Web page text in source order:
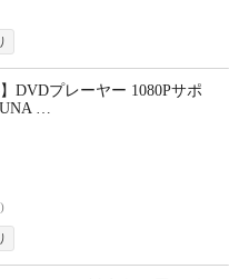
】DVDプレーヤー 1080Pサポ
…